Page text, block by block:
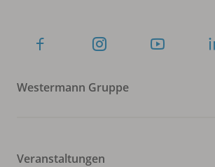
Westermann Gruppe
Veranstaltungen